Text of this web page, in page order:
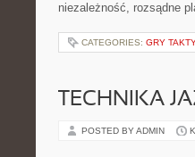
niezależność, rozsądne
CATEGORIES: GRY
TECHNIKA
POSTED BY ADMIN